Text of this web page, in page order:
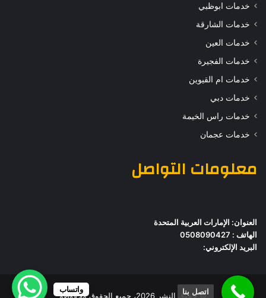
خدمات ابوظبي
خدمات الشارقة
خدمات العين
خدمات الفجيرة
خدمات ام القيوين
خدمات دبي
خدمات راس الخيمة
خدمات عجمان
معلومات التواصل
العنوان: الإمارات العربية المتحدة
الهاتف : 0508090427
البريد الإلكتروني:
© حقوق النشر 2026، جميع الحقوق محفوظة
واتساب اتصل بنا